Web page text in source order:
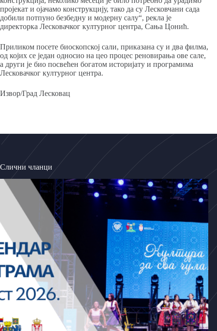
пројекат и ојачамо конструкцију, тако да су Лесковчани сада
добили потпуно безбедну и модерну салу“, рекла је
директорка Лесковачког културног центра, Сања Цонић.
Приликом посете биоскопској сали, приказана су и два филма,
од којих се један односио на цео процес реновирања ове сале,
а други је био посвећен богатом историјату и програмима
Лесковачког културног центра.
Извор/Град Лесковац
Слични чланци